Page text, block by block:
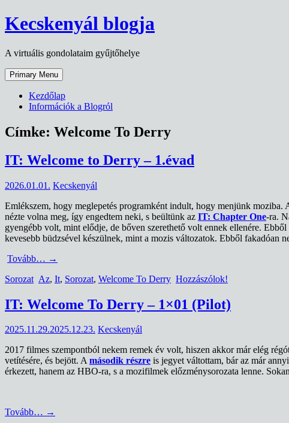
Skip
to
Kecskenyál blogja
A virtuális gondolataim gyűjtőhelye
Primary Menu
Kezdőlap
Információk a Blogról
Címke: Welcome To Derry
IT: Welcome to Derry – 1.évad
2026.01.01. Kecskenyál
Emlékszem, hogy meglepetés programként indult, hogy menjünk
nézte volna meg, így engedtem neki, s beültünk az IT: Chapter One-ra.
gyengébb volt, mint elődje, de bőven szerethető volt ennek ellenére.
kevesebb büdzsével készülnek, mint a mozis változatok. Ebből fakadóan
Tovább… →
Sorozat Az, It, Sorozat, Welcome To Derry Hozzászólok!
IT: Welcome To Derry – 1×01 (Pilot)
2025.11.29.2025.12.23. Kecskenyál
2017 filmes szempontból nekem remek év volt, hiszen akkor már elég
vetítésére, és bejött. Amásodik részre is jegyet váltottam, bár az már
érkezett, hanem az HBO-ra, s a mozifilmek előzménysorozata lenne.
Tovább… →